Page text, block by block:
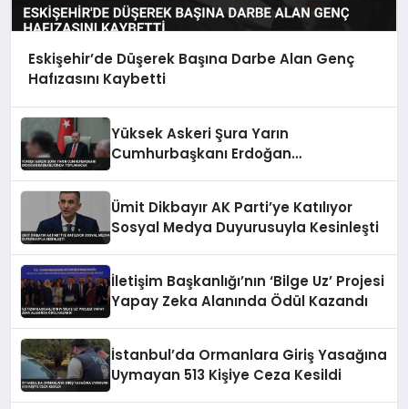
Eskişehir’de Düşerek Başına Darbe Alan Genç
Hafızasını Kaybetti
Yüksek Askeri Şura Yarın
Cumhurbaşkanı Erdoğan
Ümit Dikbayır AK Parti’ye Katılıyor
Sosyal Medya Duyurusuyla Kesinleşti
İletişim Başkanlığı’nın ‘Bilge Uz’ Projesi
Yapay Zeka Alanında Ödül Kazandı
İstanbul’da Ormanlara Giriş Yasağına
Uymayan 513 Kişiye Ceza Kesildi